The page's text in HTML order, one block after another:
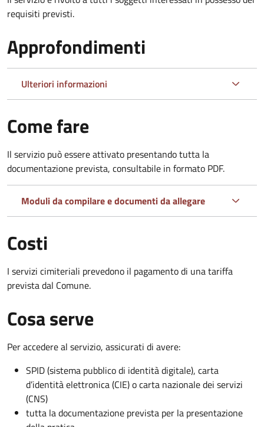
requisiti previsti.
Approfondimenti
Ulteriori informazioni
Come fare
Il servizio può essere attivato presentando tutta la
documentazione prevista, consultabile in formato PDF.
Moduli da compilare e documenti da allegare
Costi
I servizi cimiteriali prevedono il pagamento di una tariffa
prevista dal Comune.
Cosa serve
Per accedere al servizio, assicurati di avere:
SPID (sistema pubblico di identità digitale), carta
d’identità elettronica (CIE) o carta nazionale dei servizi
(CNS)
tutta la documentazione prevista per la presentazione